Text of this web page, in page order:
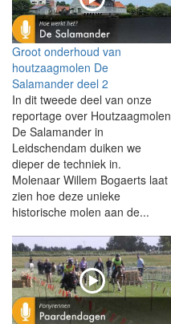
Groot onderhoud van
houtzaagmolen De
Salamander deel 2
In dit tweede deel van onze
reportage over Houtzaagmolen
De Salamander in
Leidschendam duiken we
dieper de techniek in.
Molenaar Willem Bogaerts laat
zien hoe deze unieke
historische molen aan de...